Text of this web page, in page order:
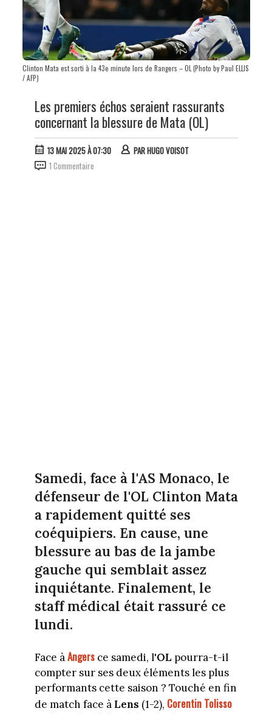
Clinton Mata est sorti à la 43e minute lors de Rangers – OL (Photo by Paul ELLIS
/ AFP)
Les premiers échos seraient rassurants
concernant la blessure de Mata (OL)
13 MAI 2025 À 07:30 PARHUGO VOISOT
1 Commentaire
Samedi, face à l'AS Monaco, le
défenseur de l'OL Clinton Mata
a rapidement quitté ses
coéquipiers. En cause, une
blessure au bas de la jambe
gauche qui semblait assez
inquiétante. Finalement, le
staff médical était rassuré ce
lundi.
Face àAngers ce samedi, l'OL pourra-t-il
compter sur ses deux éléments les plus
performants cette saison ? Touché en fin
de match face à Lens (1-2), Corentin Tolisso